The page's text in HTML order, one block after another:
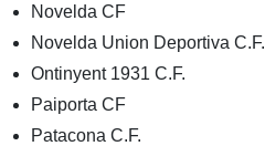
Novelda CF
Novelda Union Deportiva C.F.
Ontinyent 1931 C.F.
Paiporta CF
Patacona C.F.